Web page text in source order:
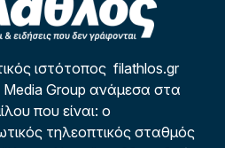
ιστότοπος filathlos.gr
Media Group ανάμεσα στα
που είναι: ο
τηλεοπτικός σταθμός